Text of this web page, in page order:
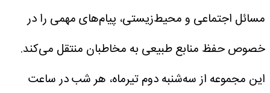
مسائل اجتماعی و محیط‌زیستی، پیام‌های مهمی را در
خصوص حفظ منابع طبیعی به مخاطبان منتقل می‌کند.
این مجموعه از سه‌شنبه دوم تیرماه، هر شب در ساعت